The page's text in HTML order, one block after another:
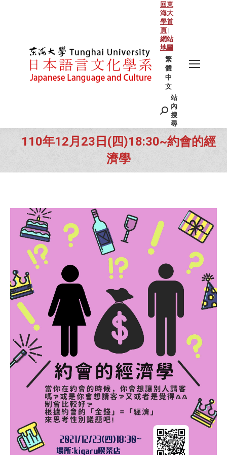
回東
海大
學首
頁 |
網站
地圖
繁
體
中
文
Search:
站
內
搜
尋
110年12月23日(四)18:30~約會的經
濟學
You are here: